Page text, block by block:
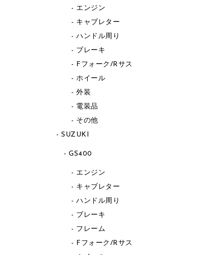
エンジン
キャブレター
ハンドル周り
ブレーキ
Fフォーク/Rサス
ホイール
外装
電装品
その他
SUZUKI
GS400
エンジン
キャブレター
ハンドル周り
ブレーキ
フレーム
Fフォーク/Rサス